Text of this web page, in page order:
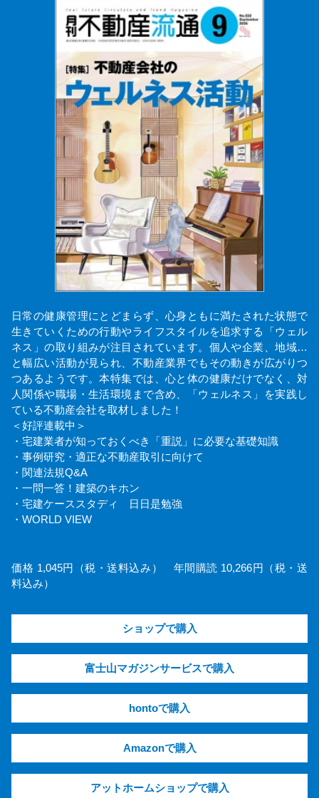
日常の健康管理にとどまらず、心身ともに満たされた状態で
生きていくための行動やライフスタイルを追求する「ウェル
ネス」の取り組みが注目されています。個人や企業、地域…
と幅広い活動が見られ、不動産業界でもその動きが広がりつ
つあるようです。本特集では、心と体の健康だけでなく、対
人関係や職場・生活環境まで含め、「ウェルネス」を実践し
ている不動産会社を取材しました！
＜好評連載中＞
・宅建業者が知っておくべき「重説」に必要な基礎知識
・事例研究・適正な不動産取引に向けて
・関連法規Q&A
・一問一答！建築のキホン
・宅建ケーススタディ 日日是勉強
・WORLD VIEW
価格 1,045円（税・送料込み） 年間購読 10,266円（税・送
料込み）
ショップで購入
富士山マガジンサービスで購入
hontoで購入
Amazonで購入
アットホームショップで購入